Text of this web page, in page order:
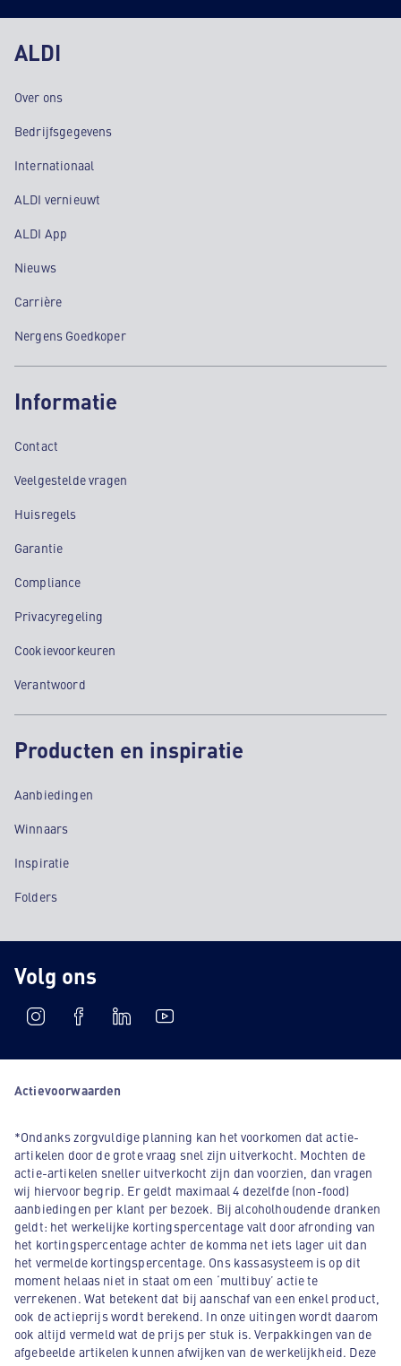
ALDI
Over ons
Bedrijfsgegevens
Internationaal
ALDI vernieuwt
ALDI App
Nieuws
Carrière
Nergens Goedkoper
Informatie
Contact
Veelgestelde vragen
Huisregels
Garantie
Compliance
Privacyregeling
Cookievoorkeuren
Verantwoord
Producten en inspiratie
Aanbiedingen
Winnaars
Inspiratie
Folders
Volg ons
Actievoorwaarden
*Ondanks zorgvuldige planning kan het voorkomen dat actie-
artikelen door de grote vraag snel zijn uitverkocht. Mochten de
actie-artikelen sneller uitverkocht zijn dan voorzien, dan vragen
wij hiervoor begrip. Er geldt maximaal 4 dezelfde (non-food)
aanbiedingen per klant per bezoek. Bij alcoholhoudende dranken
geldt: het werkelijke kortingspercentage valt door afronding van
het kortingspercentage achter de komma net iets lager uit dan
het vermelde kortingspercentage. Ons kassasysteem is op dit
moment helaas niet in staat om een ‘multibuy’ actie te
verrekenen. Wat betekent dat bij aanschaf van een enkel product,
ook de actieprijs wordt berekend. In onze uitingen wordt daarom
ook altijd vermeld wat de prijs per stuk is. Verpakkingen van de
afgebeelde artikelen kunnen afwijken van de werkelijkheid. Deze